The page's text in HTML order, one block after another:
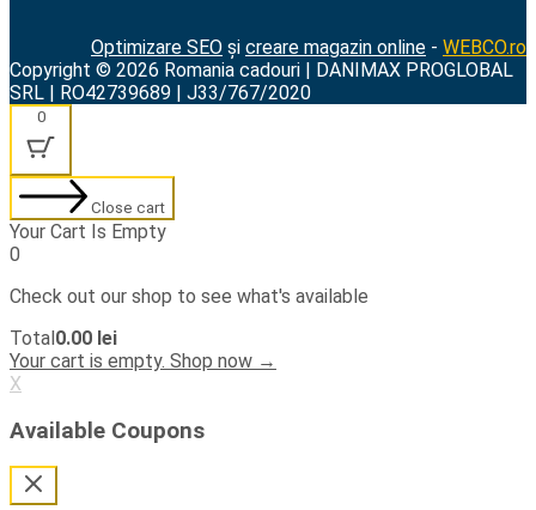
Optimizare SEO și creare magazin online - WEBCO.ro
Copyright © 2026 Romania cadouri | DANIMAX PROGLOBAL
SRL | RO42739689 | J33/767/2020
0
Close cart
Your Cart Is Empty
0
Check out our shop to see what's available
Cart
Total:
Total0.00 lei
Your cart is empty. Shop now →
X
Available Coupons